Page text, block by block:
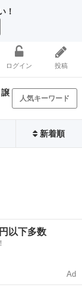
！
ログイン 投稿
人気キーワード
新着順
以下多数
Ad